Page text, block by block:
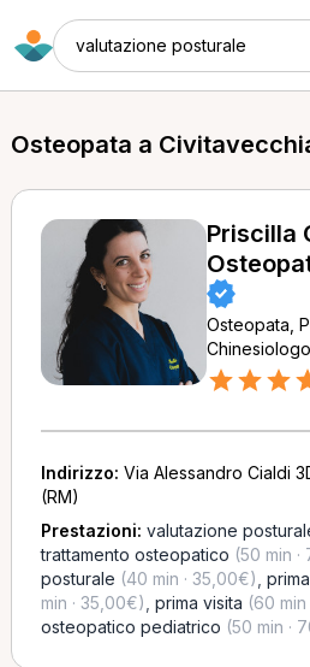
valutazione posturale
Osteopata a
Priscilla
Osteopata,
Chinesiologo
Indirizzo: Via Alessandro Cialdi
(RM)
Prestazioni: valutazione
trattamento osteopatico (50 min
posturale (40 min · 35,00€)
min · 35,00€) prima visita (60
osteopatico pediatrico (50 min ·